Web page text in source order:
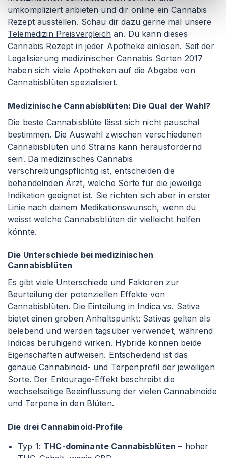
umkompliziert anbieten und dir online ein Cannabis
Rezept ausstellen. Schau dir dazu gerne mal unsere
Telemedizin Preisvergleich an. Du kann dieses
Cannabis Rezept in jeder Apotheke einlösen. Seit der
Legalisierung medizinischer Cannabis Sorten 2017
haben sich viele Apotheken auf die Abgabe von
Cannabisblüten spezialisiert.
Medizinische Cannabisblüten: Die Qual der Wahl?
Die beste Cannabisblüte lässt sich nicht pauschal
bestimmen. Die Auswahl zwischen verschiedenen
Cannabisblüten und Strains kann herausfordernd
sein. Da medizinisches Cannabis
verschreibungspflichtig ist, entscheiden die
behandelnden Ärzt, welche Sorte für die jeweilige
Indikation geeignet ist. Sie richten sich aber in erster
Linie nach deinem Medikationswunsch, wenn du
weisst welche Cannabisblüten dir vielleicht helfen
könnte.
Die Unterschiede bei medizinischen
Cannabisblüten
Es gibt viele Unterschiede und Faktoren zur
Beurteilung der potenziellen Effekte von
Cannabisblüten. Die Einteilung in Indica vs. Sativa
bietet einen groben Anhaltspunkt: Sativas gelten als
belebend und werden tagsüber verwendet, während
Indicas beruhigend wirken. Hybride können beide
Eigenschaften aufweisen. Entscheidend ist das
genaueCannabinoid- und Terpenprofil der jeweiligen
Sorte. Der Entourage-Effekt beschreibt die
wechselseitige Beeinflussung der vielen Cannabinoide
und Terpene in den Blüten.
Die drei Cannabinoid-Profile
Typ 1: THC-dominante Cannabisblüten – hoher